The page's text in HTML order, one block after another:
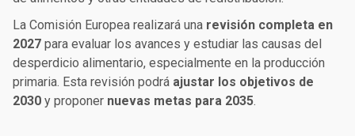
La Comisión Europea realizará una revisión completa en
2027 para evaluar los avances y estudiar las causas del
desperdicio alimentario, especialmente en la producción
primaria. Esta revisión podrá ajustar los objetivos de
2030 y proponer nuevas metas para 2035.